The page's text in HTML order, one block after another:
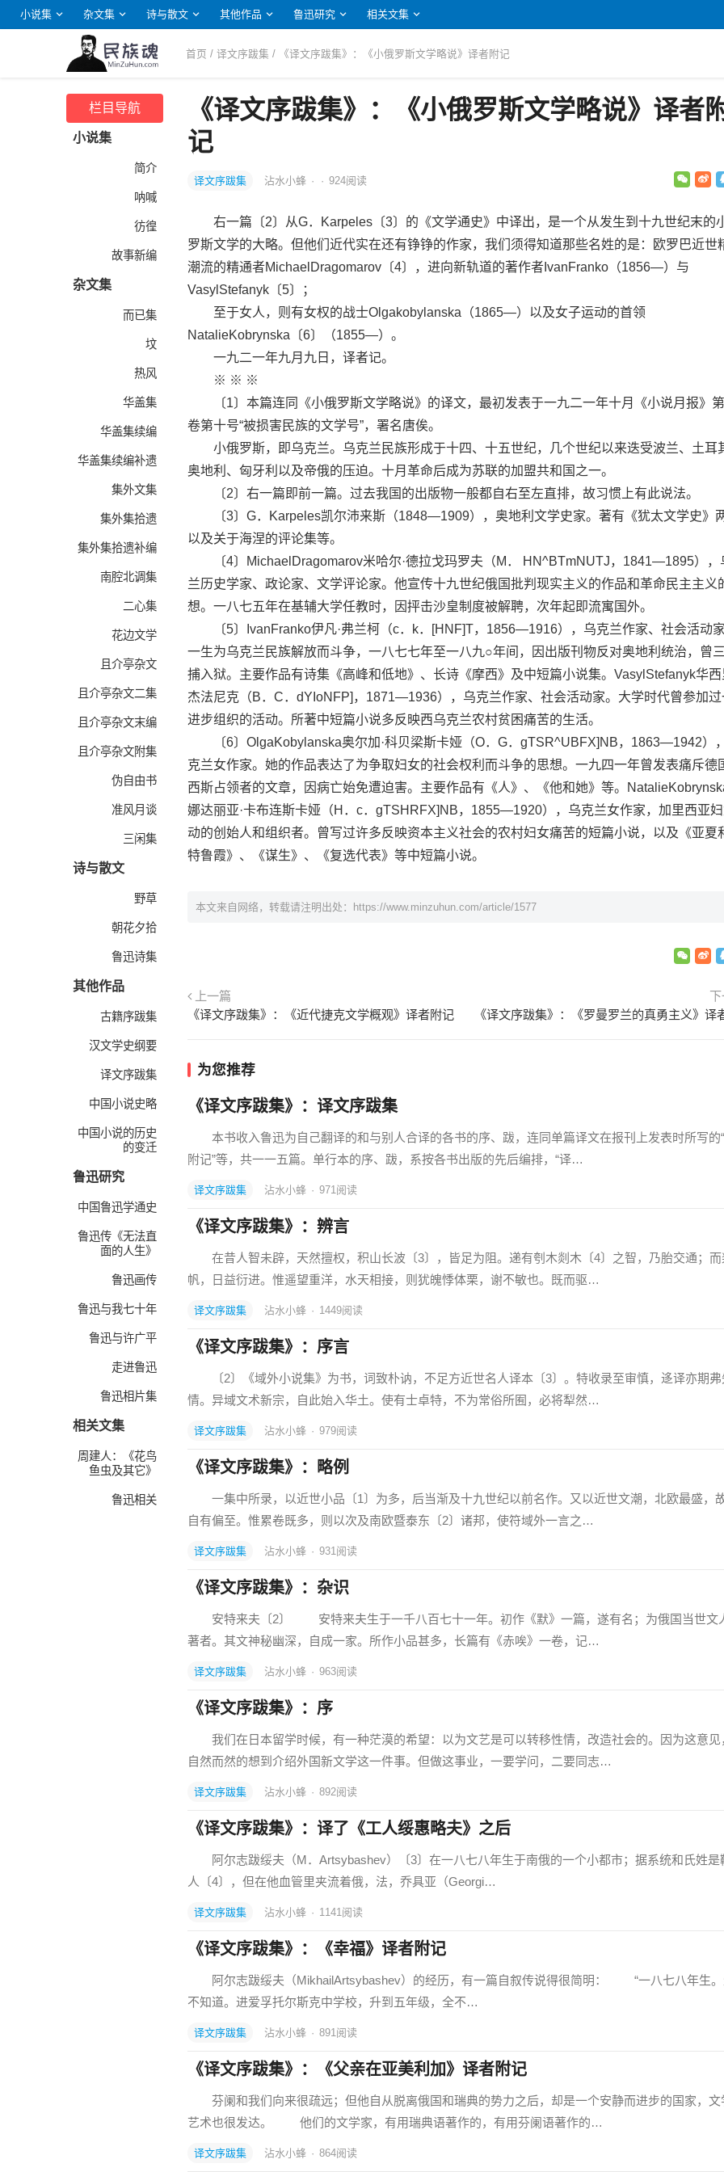
小说集 杂文集 诗与散文 其他作品 鲁迅研究 相关文集
首页 /译文序跋集 / 《译文序跋集》：《小俄罗斯文学略说》译者附记
栏目导航
小说集
简介
呐喊
彷徨
故事新编
杂文集
而已集
坟
热风
华盖集
华盖集续编
华盖集续编补遗
集外文集
集外集拾遗
集外集拾遗补编
南腔北调集
二心集
花边文学
且介亭杂文
且介亭杂文二集
且介亭杂文末编
且介亭杂文附集
伪自由书
准风月谈
三闲集
诗与散文
野草
朝花夕拾
鲁迅诗集
其他作品
古籍序跋集
汉文学史纲要
译文序跋集
中国小说史略
中国小说的历史
的变迁
鲁迅研究
中国鲁迅学通史
鲁迅传《无法直
面的人生》
鲁迅画传
鲁迅与我七十年
鲁迅与许广平
走进鲁迅
鲁迅相片集
相关文集
周建人：《花鸟
鱼虫及其它》
鲁迅相关
《译文序跋集》：《小俄罗斯文学略说》译者
记
译文序跋集 沾水小蜂 · · 924阅读
右一篇〔2〕从G．Karpeles〔3〕的《文学通史》中译出，是一个从发生到十九世纪末的
罗斯文学的大略。但他们近代实在还有铮铮的作家，我们须得知道那些名姓的是：欧罗巴近世
潮流的精通者MichaelDragomarov〔4〕，进向新轨道的著作者IvanFranko（1856—）与
VasylStefanyk〔5〕；
至于女人，则有女权的战士Olgakobylanska（1865—）以及女子运动的首领
NatalieKobrynska〔6〕（1855—）。
一九二一年九月九日，译者记。
※ ※ ※
〔1〕本篇连同《小俄罗斯文学略说》的译文，最初发表于一九二一年十月《小说月报》
卷第十号“被损害民族的文学号”，署名唐俟。
小俄罗斯，即乌克兰。乌克兰民族形成于十四、十五世纪，几个世纪以来迭受波兰、土耳
奥地利、匈牙利以及帝俄的压迫。十月革命后成为苏联的加盟共和国之一。
〔2〕右一篇即前一篇。过去我国的出版物一般都自右至左直排，故习惯上有此说法。
〔3〕G．Karpeles凯尔沛来斯（1848—1909），奥地利文学史家。著有《犹太文学史》
以及关于海涅的评论集等。
〔4〕MichaelDragomarov米哈尔·德拉戈玛罗夫（M． HN^BTmNUTJ，1841—1895），
兰历史学家、政论家、文学评论家。他宣传十九世纪俄国批判现实主义的作品和革命民主主义
想。一八七五年在基辅大学任教时，因抨击沙皇制度被解聘，次年起即流寓国外。
〔5〕IvanFranko伊凡·弗兰柯（c．k．[HNF]T，1856—1916），乌克兰作家、社会活动
一生为乌克兰民族解放而斗争，一八七七年至一八九○年间，因出版刊物反对奥地利统治，曾
捕入狱。主要作品有诗集《高峰和低地》、长诗《摩西》及中短篇小说集。VasylStefanyk华西
杰法尼克（B．C．dYIoNFP]，1871—1936），乌克兰作家、社会活动家。大学时代曾参加过
进步组织的活动。所著中短篇小说多反映西乌克兰农村贫困痛苦的生活。
〔6〕OlgaKobylanska奥尔加·科贝梁斯卡娅（O．G．gTSR^UBFX]NB，1863—1942）
克兰女作家。她的作品表达了为争取妇女的社会权利而斗争的思想。一九四一年曾发表痛斥德
西斯占领者的文章，因病亡始免遭迫害。主要作品有《人》、《他和她》等。
娜达丽亚·卡布连斯卡娅（H．c．gTSHRFX]NB，1855—1920），乌克兰女作家，加里西亚
动的创始人和组织者。曾写过许多反映资本主义社会的农村妇女痛苦的短篇小说，以及《亚夏
特鲁霞》、《谋生》、《复选代表》等中短篇小说。
本文来自网络，转载请注明出处： https://www.minzuhun.com/article/1577
上一篇
《译文序跋集》：《近代捷克文学概观》译者附记
《译文序跋集》：《罗曼罗兰的真勇主义》译
为您推荐
《译文序跋集》：译文序跋集
本书收入鲁迅为自己翻译的和与别人合译的各书的序、跋，连同单篇译文在报刊上发表时所写的
附记”等，共一一五篇。单行本的序、跋，系按各书出版的先后编排，“译…
译文序跋集 沾水小蜂 · 971阅读
《译文序跋集》：辨言
在昔人智未辟，天然擅权，积山长波〔3〕，皆足为阻。递有刳木剡木〔4〕之智，乃胎交通；而
帆，日益衍进。惟遥望重洋，水天相接，则犹魄悸体栗，谢不敏也。既而驱…
译文序跋集 沾水小蜂 · 1449阅读
《译文序跋集》：序言
〔2〕《域外小说集》为书，词致朴讷，不足方近世名人译本〔3〕。特收录至审慎，迻译亦期弗
情。异域文术新宗，自此始入华土。使有士卓特，不为常俗所囿，必将犁然…
译文序跋集 沾水小蜂 · 979阅读
《译文序跋集》：略例
一集中所录，以近世小品〔1〕为多，后当渐及十九世纪以前名作。又以近世文潮，北欧最盛，
自有偏至。惟累卷既多，则以次及南欧暨泰东〔2〕诸邦，使符域外一言之…
译文序跋集 沾水小蜂 · 931阅读
《译文序跋集》：杂识
安特来夫〔2〕 安特来夫生于一千八百七十一年。初作《默》一篇，遂有名；为俄国当世文
著者。其文神秘幽深，自成一家。所作小品甚多，长篇有《赤唉》一卷，记…
译文序跋集 沾水小蜂 · 963阅读
《译文序跋集》：序
我们在日本留学时候，有一种茫漠的希望：以为文艺是可以转移性情，改造社会的。因为这意见
自然而然的想到介绍外国新文学这一件事。但做这事业，一要学问，二要同志…
译文序跋集 沾水小蜂 · 892阅读
《译文序跋集》：译了《工人绥惠略夫》之后
阿尔志跋绥夫（M．Artsybashev）〔3〕在一八七八年生于南俄的一个小都市；据系统和氏姓是
人〔4〕，但在他血管里夹流着俄，法，乔具亚（Georgi…
译文序跋集 沾水小蜂 · 1141阅读
《译文序跋集》：《幸福》译者附记
阿尔志跋绥夫（MikhailArtsybashev）的经历，有一篇自叙传说得很简明： “一八七八年生。
不知道。进爱孚托尔斯克中学校，升到五年级，全不…
译文序跋集 沾水小蜂 · 891阅读
《译文序跋集》：《父亲在亚美利加》译者附记
芬阑和我们向来很疏远；但他自从脱离俄国和瑞典的势力之后，却是一个安静而进步的国家，文
艺术也很发达。 他们的文学家，有用瑞典语著作的，有用芬阑语著作的…
译文序跋集 沾水小蜂 · 864阅读